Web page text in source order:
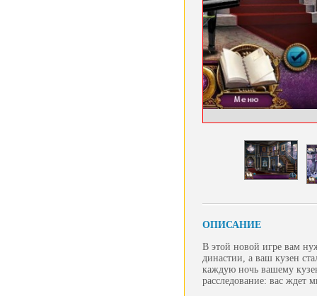
ОПИСАНИЕ
В этой новой игре вам
династии, а ваш кузен
каждую ночь вашему
расследование: вас ждет